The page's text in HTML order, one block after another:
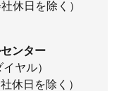
休日を除く）
ンター
ヤル）
休日を除く）